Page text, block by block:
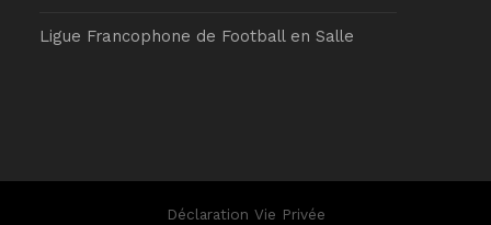
Ligue Francophone de Football en Salle
Déclaration Vie Privée